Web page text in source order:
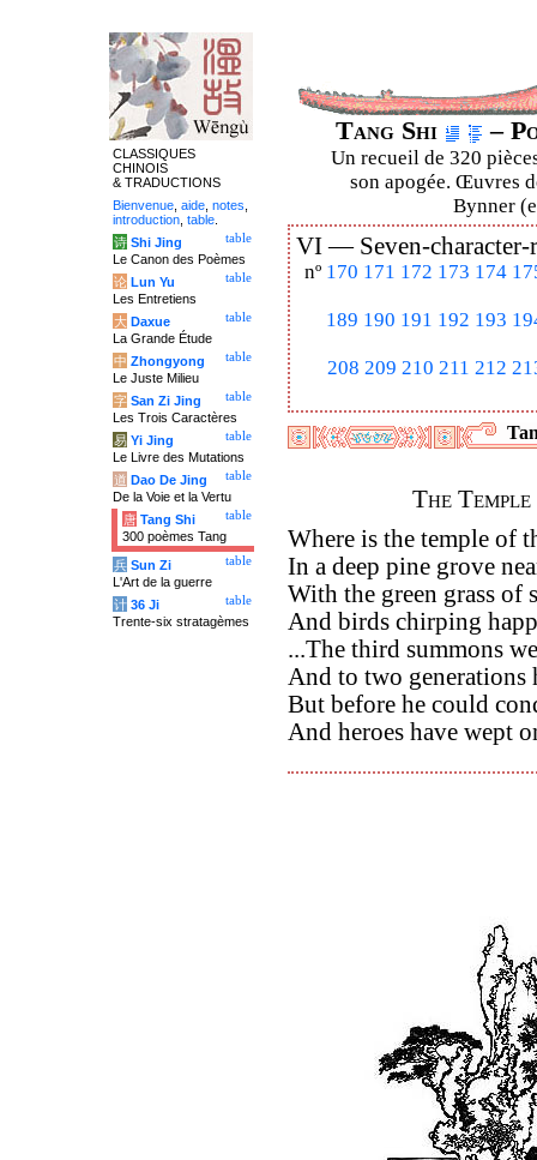
Tang Shi –
Un recueil de 320
son apogée. Œuvres
Bynner
VI — Seven-
nº 170 171 172 173 174
189 190 191 192 193
208 209 210 211 212
The
Where is the temple of
In a deep pine grove
With the green grass of
And birds chirping
...The third summons
And to two generations
But before he could
And heroes have wept
CLASSIQUES
CHINOIS
& TRADUCTIONS
Bienvenue aide notes
introduction table
table
诗 Shi Jing
Le Canon des Poèmes
table
论 Lun Yu
Les Entretiens
table
大 Daxue
La Grande Étude
table
中 Zhongyong
Le Juste Milieu
table
字 San Zi Jing
Les Trois Caractères
table
易 Yi Jing
Le Livre des Mutations
table
道 Dao De Jing
De la Voie et la Vertu
table
唐 Tang Shi
300 poèmes Tang
table
兵 Sun Zi
L'Art de la guerre
table
计 36 Ji
Trente-six stratagèmes